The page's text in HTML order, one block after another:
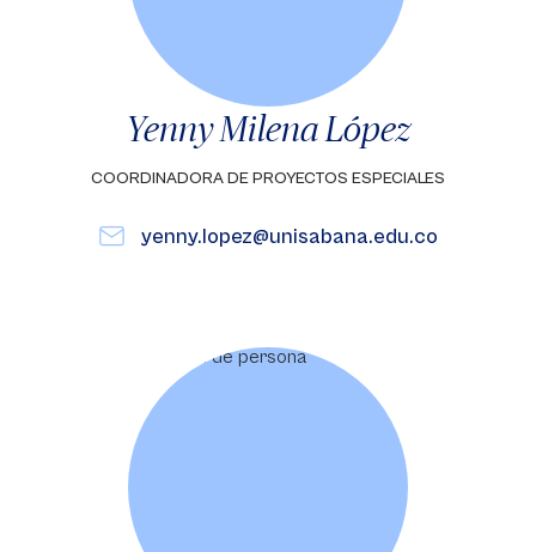
Yenny Milena López
COORDINADORA DE PROYECTOS ESPECIALES
yenny.lopez@unisabana.edu.co